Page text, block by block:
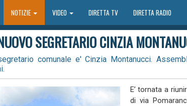
NOTIZIE VIDEO DIRETTA TV DIRETTA RADIO
SEGRETARIO CINZIA
comunale e' Cinzia Montanucci.
E’ tornata a
di via